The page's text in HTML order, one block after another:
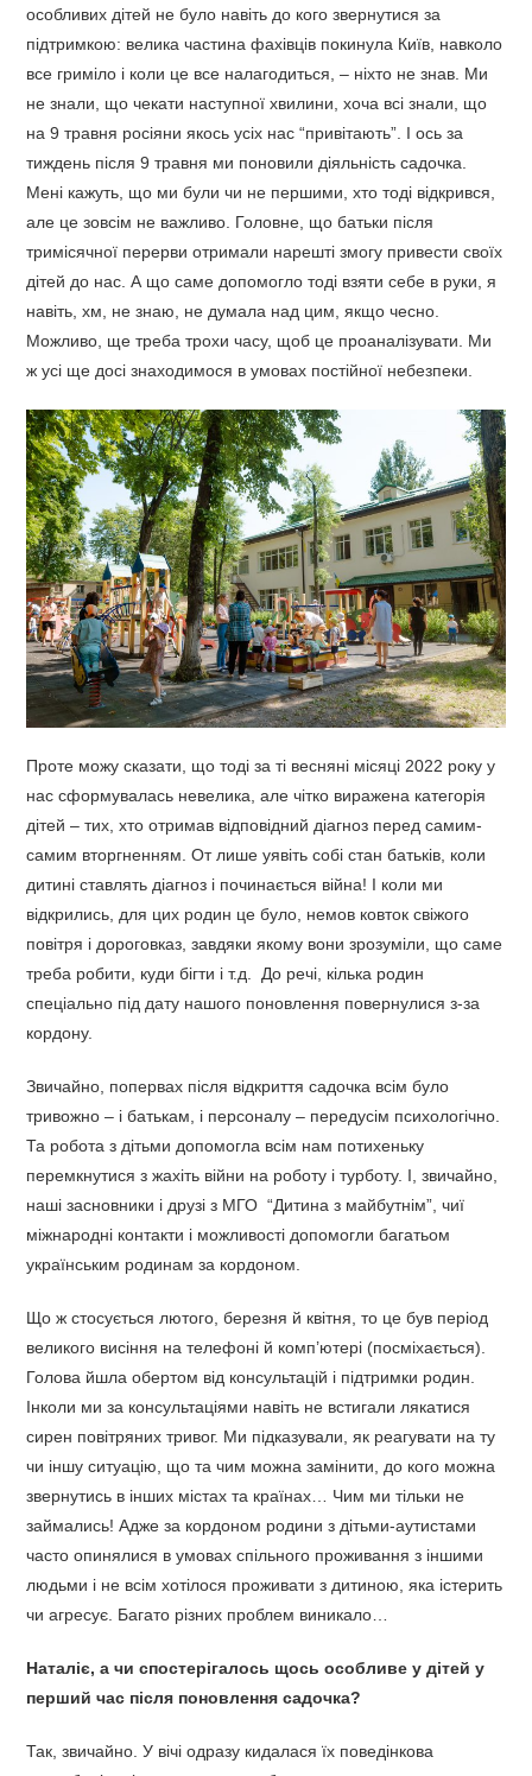
особливих дітей не було навіть до кого звернутися за
підтримкою: велика частина фахівців покинула Київ, навколо
все гриміло і коли це все налагодиться, – ніхто не знав. Ми
не знали, що чекати наступної хвилини, хоча всі знали, що
на 9 травня росіяни якось усіх нас “привітають”. І ось за
тиждень після 9 травня ми поновили діяльність садочка.
Мені кажуть, що ми були чи не першими, хто тоді відкрився,
але це зовсім не важливо. Головне, що батьки після
тримісячної перерви отримали нарешті змогу привести своїх
дітей до нас. А що саме допомогло тоді взяти себе в руки, я
навіть, хм, не знаю, не думала над цим, якщо чесно.
Можливо, ще треба трохи часу, щоб це проаналізувати. Ми
ж усі ще досі знаходимося в умовах постійної небезпеки.
Проте можу сказати, що тоді за ті весняні місяці 2022 року у
нас сформувалась невелика, але чітко виражена категорія
дітей – тих, хто отримав відповідний діагноз перед самим-
самим вторгненням. От лише уявіть собі стан батьків, коли
дитині ставлять діагноз і починається війна! І коли ми
відкрились, для цих родин це було, немов ковток свіжого
повітря і дороговказ, завдяки якому вони зрозуміли, що саме
треба робити, куди бігти і т.д. До речі, кілька родин
спеціально під дату нашого поновлення повернулися з-за
кордону.
Звичайно, попервах після відкриття садочка всім було
тривожно – і батькам, і персоналу – передусім психологічно.
Та робота з дітьми допомогла всім нам потихеньку
перемкнутися з жахіть війни на роботу і турботу. І, звичайно,
наші засновники і друзі з МГО “Дитина з майбутнім”, чиї
міжнародні контакти і можливості допомогли багатьом
українським родинам за кордоном.
Що ж стосується лютого, березня й квітня, то це був період
великого висіння на телефоні й комп’ютері (посміхається).
Голова йшла обертом від консультацій і підтримки родин.
Інколи ми за консультаціями навіть не встигали лякатися
сирен повітряних тривог. Ми підказували, як реагувати на ту
чи іншу ситуацію, що та чим можна замінити, до кого можна
звернутись в інших містах та країнах… Чим ми тільки не
займались! Адже за кордоном родини з дітьми-аутистами
часто опинялися в умовах спільного проживання з іншими
людьми і не всім хотілося проживати з дитиною, яка істерить
чи агресує. Багато різних проблем виникало…
Наталіє, а чи спостерігалось щось особливе у дітей у
перший час після поновлення садочка?
Так, звичайно. У вічі одразу кидалася їх поведінкова